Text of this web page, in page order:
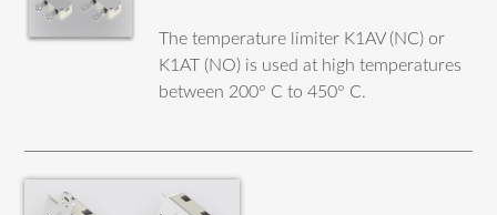
The temperature limiter K1AV (NC) or
K1AT (NO) is used at high temperatures
between 200° C to 450° C.